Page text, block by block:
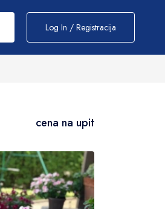
Log In / Registracija
cena na upit